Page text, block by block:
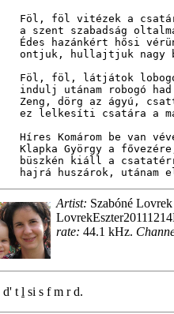
Föl, föl vitézek a
a szent szabadság
Édes hazánkért hősi
ontjuk, hullajtjuk nagy
Föl, föl, látjátok
indulj utánam robogó
Zeng, dörg az ágyú,
ez lelkesíti csatára a
Híres Komárom be van
Klapka György a
büszkén kiáll a
hajrá huszárok, utánam
Artist: Szabóné
rate: 44.1 kHz.
d' t l si s f m r d.